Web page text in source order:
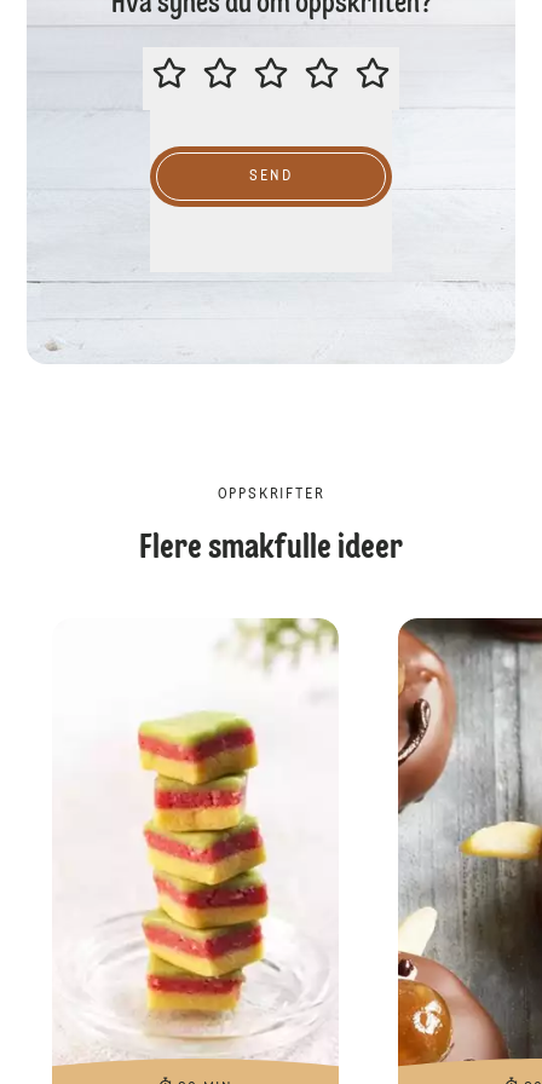
VURDER GJERNE DENNE
SEND
OPPSKRIFTER
Flere smakfulle ideer